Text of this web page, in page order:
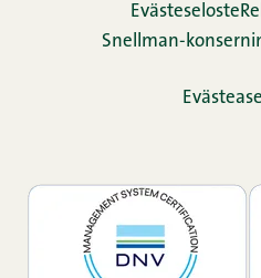
Evästeseloste
Snellman-